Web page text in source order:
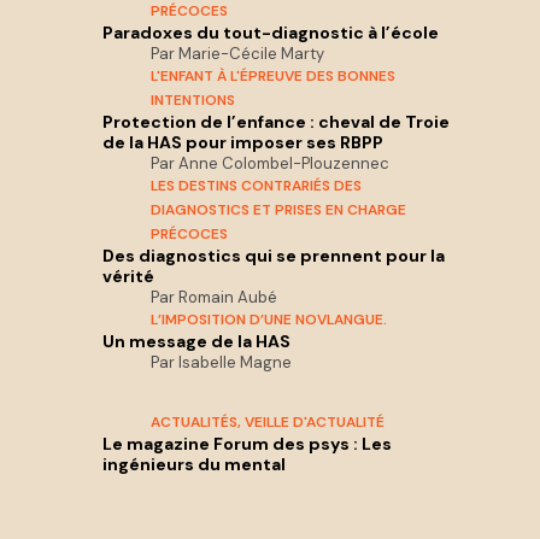
PRÉCOCES
Paradoxes du tout-diagnostic à l’école
Par Marie-Cécile Marty
L'ENFANT À L'ÉPREUVE DES BONNES
INTENTIONS
Protection de l’enfance : cheval de Troie
de la HAS pour imposer ses RBPP
Par Anne Colombel-Plouzennec
LES DESTINS CONTRARIÉS DES
DIAGNOSTICS ET PRISES EN CHARGE
PRÉCOCES
Des diagnostics qui se prennent pour la
vérité
Par Romain Aubé
L’IMPOSITION D’UNE NOVLANGUE.
Un message de la HAS
Par Isabelle Magne
ACTUALITÉS,VEILLE D'ACTUALITÉ
Le magazine Forum des psys : Les
ingénieurs du mental